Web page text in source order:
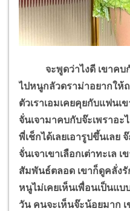
จะพูดว่าไงดี เขาคบกั
ไปหนูกลัวดราม่าอยากให้
ตัวเราเอมเคยคุยกับแฟนเ
จั่นเจามาคบกับจ๊ะเพราอะ
พี่เช็กได้เลยเอารูปขึ้นเลย
จั่นเจาเขาเลือกเต่าทะเล
สัมพันธ์ตลอด เขาก็ดูคลั่ง
หนูไม่เคยเห็นเพื่อนเป็นแบ
วัน คนจะเห็นจ๊ะน้อยมาก